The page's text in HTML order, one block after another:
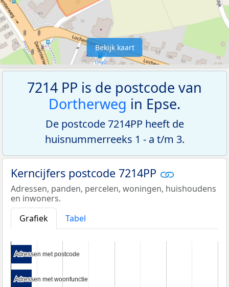
Bekijk kaart
7214 PP is de postcode van
Dortherweg in Epse.
De postcode 7214PP heeft de
huisnummerreeks 1 - a t/m 3.
Kerncijfers postcode 7214PP
Adressen, panden, percelen, woningen, huishoudens
en inwoners.
Grafiek
Tabel
Adressen met postcode
Adressen met postcode
Adressen met woonfunctie
Adressen met woonfunctie